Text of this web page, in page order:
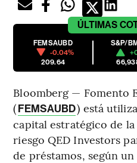
ÚLTIMAS
FEMSAUBD
-0.04%
209.64
S&P/
Bloomberg — Fomento
(FEMSAUBD) está
capital estratégico de
riesgo QED Investors
de préstamos, según